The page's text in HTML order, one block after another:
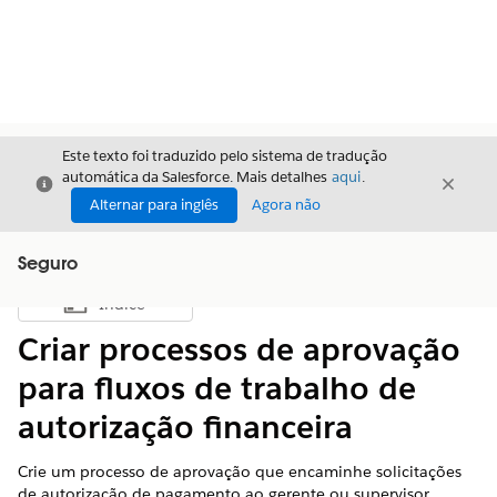
Fechar
Este texto foi traduzido pelo sistema de tradução
automática da Salesforce. Mais detalhes aqui.
Alternar para inglês
Agora não
Fechar
Seguro
Mostrar índice
Índice
Criar processos de aprovação
para fluxos de trabalho de
autorização financeira
Crie um processo de aprovação que encaminhe solicitações